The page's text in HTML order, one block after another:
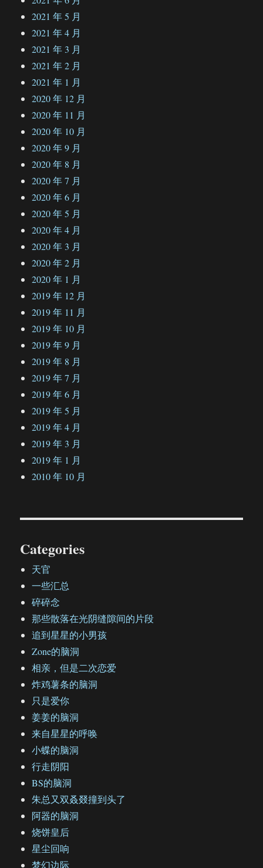
2021 年 5 月
2021 年 4 月
2021 年 3 月
2021 年 2 月
2021 年 1 月
2020 年 12 月
2020 年 11 月
2020 年 10 月
2020 年 9 月
2020 年 8 月
2020 年 7 月
2020 年 6 月
2020 年 5 月
2020 年 4 月
2020 年 3 月
2020 年 2 月
2020 年 1 月
2019 年 12 月
2019 年 11 月
2019 年 10 月
2019 年 9 月
2019 年 8 月
2019 年 7 月
2019 年 6 月
2019 年 5 月
2019 年 4 月
2019 年 3 月
2019 年 1 月
2010 年 10 月
Categories
天官
一些汇总
碎碎念
那些散落在光阴缝隙间的片段
追到星星的小男孩
Zone的脑洞
相亲，但是二次恋爱
炸鸡薯条的脑洞
只是爱你
姜姜的脑洞
来自星星的呼唤
小蝶的脑洞
行走阴阳
BS的脑洞
朱总又双叒叕撞到头了
阿器的脑洞
烧饼皇后
星尘回响
梦幻边际